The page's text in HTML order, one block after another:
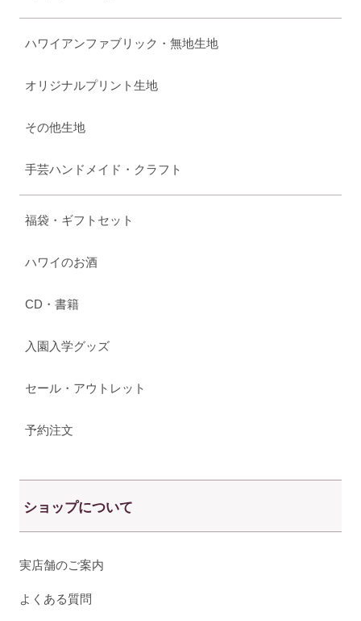
ハワイアンファブリック・無地生地
オリジナルプリント生地
その他生地
手芸ハンドメイド・クラフト
福袋・ギフトセット
ハワイのお酒
CD・書籍
入園入学グッズ
セール・アウトレット
予約注文
ショップについて
実店舗のご案内
よくある質問